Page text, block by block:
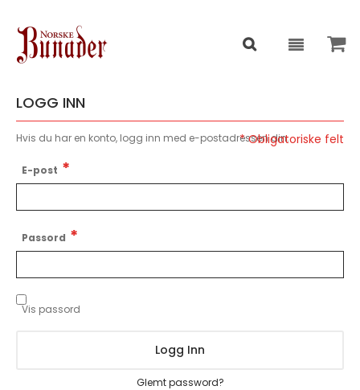
LOGG INN
Hvis du har en konto, logg inn med e-postadressen din.
E-post
Passord
Vis passord
Logg Inn
Glemt password?